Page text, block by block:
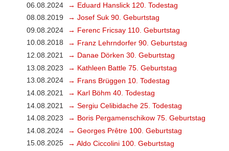
06.08.2024
→ Eduard Hanslick 120. Todestag
08.08.2019
→ Josef Suk 90. Geburtstag
09.08.2024
→ Ferenc Fricsay 110. Geburtstag
10.08.2018
→ Franz Lehrndorfer 90. Geburtstag
12.08.2021
→ Danae Dörken 30. Geburtstag
13.08.2023
→ Kathleen Battle 75. Geburtstag
13.08.2024
→ Frans Brüggen 10. Todestag
14.08.2021
→ Karl Böhm 40. Todestag
14.08.2021
→ Sergiu Celibidache 25. Todestag
14.08.2023
→ Boris Pergamenschikow 75. Geburtstag
14.08.2024
→ Georges Prêtre 100. Geburtstag
15.08.2025
→ Aldo Ciccolini 100. Geburtstag